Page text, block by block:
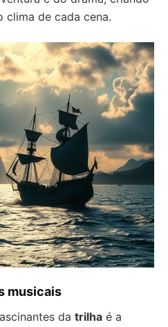
clima de cada cena.
musicais
da trilha é a